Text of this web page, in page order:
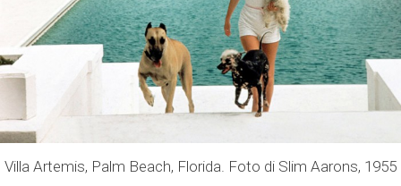
Villa Artemis, Palm Beach, Florida. Foto di Slim Aarons, 1955